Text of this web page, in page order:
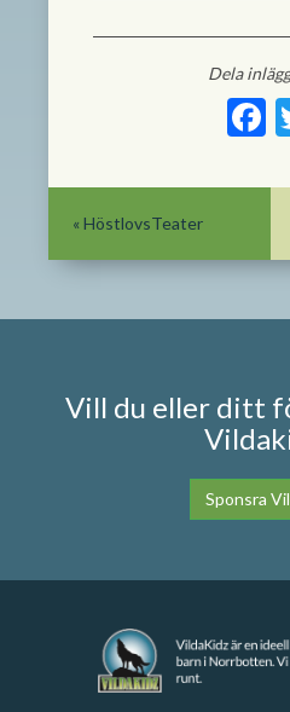
Dela
« HöstlovsTeater
Vill du eller ditt
Sponsra